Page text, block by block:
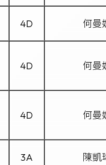
4D 何曼
4D 何曼
4D 何曼
3A 陳凱